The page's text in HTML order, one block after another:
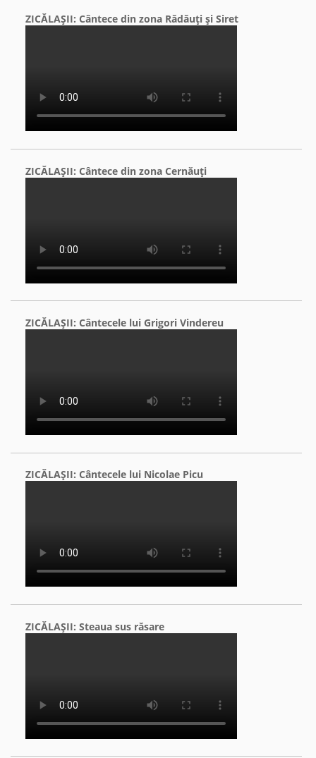
ZICĂLAŞII: Cântece din zona Rădăuţi şi Siret
ZICĂLAŞII: Cântece din zona Cernăuţi
ZICĂLAŞII: Cântecele lui Grigori Vindereu
ZICĂLAŞII: Cântecele lui Nicolae Picu
ZICĂLAŞII: Steaua sus răsare